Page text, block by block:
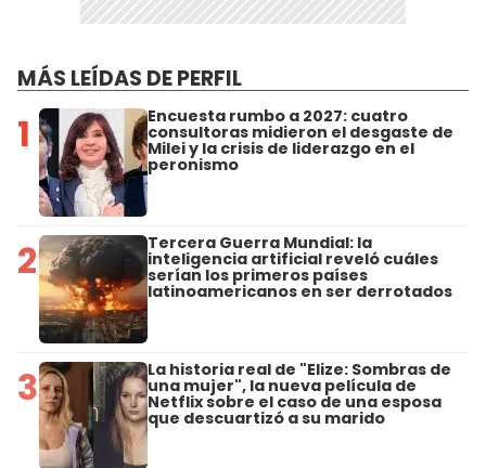
MÁS LEÍDAS DE PERFIL
1 Encuesta rumbo a 2027: cuatro
consultoras midieron el desgaste de
Milei y la crisis de liderazgo en el
peronismo
2 Tercera Guerra Mundial: la
inteligencia artificial reveló cuáles
serían los primeros países
latinoamericanos en ser derrotados
3 La historia real de "Elize: Sombras de
una mujer", la nueva película de
Netflix sobre el caso de una esposa
que descuartizó a su marido